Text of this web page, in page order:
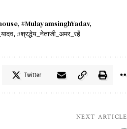
, #MulayamsinghYadav,
, #श्रद्धेय_नेताजी_अमर_रहें
Twitter
NEXT ARTICLE